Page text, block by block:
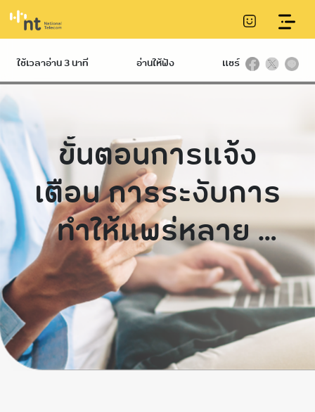
ขั้นตอนการแจ้ง
เตือน การระงับการ
ทำให้แพร่หลาย
และการนำข้อมูล
ออกจากระบบ
คอมพิวเตอร์ (Take
Down Notice)
Take Down Notice
ใช้เวลาอ่าน 3 นาที อ่านให้ฟัง แชร์